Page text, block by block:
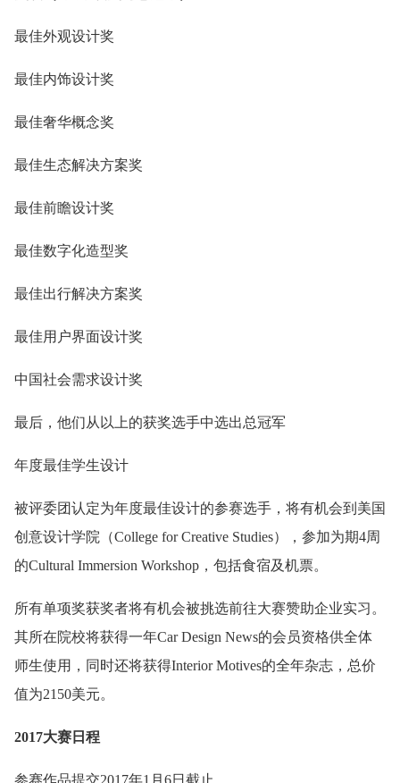
最佳外观设计奖
最佳内饰设计奖
最佳奢华概念奖
最佳生态解决方案奖
最佳前瞻设计奖
最佳数字化造型奖
最佳出行解决方案奖
最佳用户界面设计奖
中国社会需求设计奖
最后，他们从以上的获奖选手中选出总冠军
年度最佳学生设计
被评委团认定为年度最佳设计的参赛选手，将有机会到美国
创意设计学院（College for Creative Studies），参加为期4周
的Cultural Immersion Workshop，包括食宿及机票。
所有单项奖获奖者将有机会被挑选前往大赛赞助企业实习。
其所在院校将获得一年Car Design News的会员资格供全体
师生使用，同时还将获得Interior Motives的全年杂志，总价
值为2150美元。
2017大赛日程